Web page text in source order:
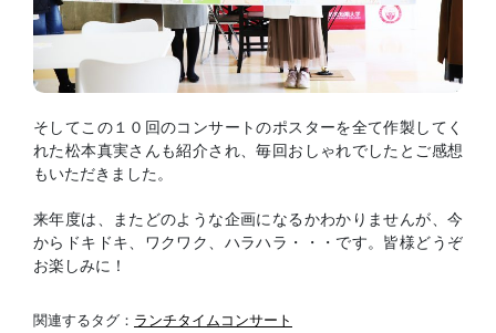
そしてこの１０回のコンサートのポスターを全て作製してく
れた松本真実さんも紹介され、毎回おしゃれでしたとご感想
もいただきました。
来年度は、またどのような企画になるかわかりませんが、今
からドキドキ、ワクワク、ハラハラ・・・です。皆様どうぞ
お楽しみに！
関連するタグ： ランチタイムコンサート